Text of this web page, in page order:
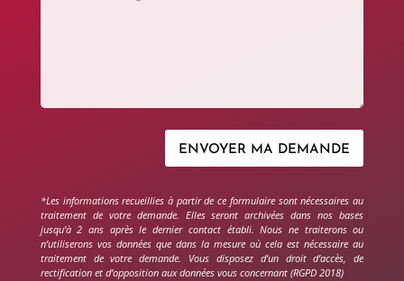
ENVOYER MA DEMANDE
*Les informations recueillies à partir de ce formulaire sont nécessaires au
traitement de votre demande. Elles seront archivées dans nos bases
jusqu’à 2 ans après le dernier contact établi. Nous ne traiterons ou
n’utiliserons vos données que dans la mesure où cela est nécessaire au
traitement de votre demande. Vous disposez d’un droit d’accès, de
rectification et d’opposition aux données vous concernant (RGPD 2018)